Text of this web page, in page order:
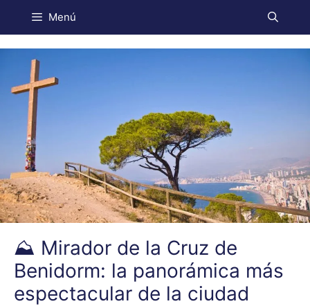
Menú
⛰️ Mirador de la Cruz de
Benidorm: la panorámica más
espectacular de la ciudad